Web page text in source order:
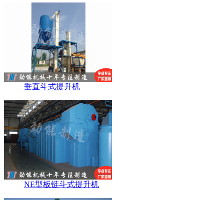
垂直斗式提升机
NE型板链斗式提升机